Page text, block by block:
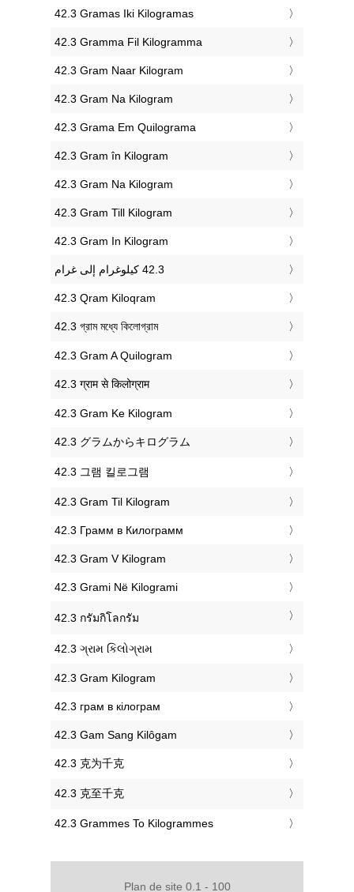
‎42.3 Gramas Iki Kilogramas
‎42.3 Gramma Fil Kilogramma
‎42.3 Gram Naar Kilogram
‎42.3 Gram Na Kilogram
‎42.3 Grama Em Quilograma
‎42.3 Gram în Kilogram
‎42.3 Gram Na Kilogram
‎42.3 Gram Till Kilogram
‎42.3 Gram In Kilogram
‎42.3 Qram Kiloqram
‎42.3 গ্রাম মধ্যে কিলোগ্রাম
‎42.3 Gram A Quilogram
‎42.3 ग्राम से किलोग्राम
‎42.3 Gram Ke Kilogram
‎42.3 グラムからキログラム
‎42.3 그램 킬로그램
‎42.3 Gram Til Kilogram
‎42.3 Грамм в Килограмм
‎42.3 Gram V Kilogram
‎42.3 Grami Në Kilogrami
‎42.3 กรัมกิโลกรัม
‎42.3 ગ્રામ કિલોગ્રામ
‎42.3 Gram Kilogram
‎42.3 грам в кілограм
‎42.3 Gam Sang Kilôgam
‎42.3 克为千克
‎42.3 克至千克
‎42.3 Grammes To Kilogrammes
Plan de site 0.1 - 100